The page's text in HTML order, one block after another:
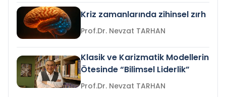
Kriz zamanlarında zihinsel zırh
Prof.Dr. Nevzat TARHAN
Klasik ve Karizmatik Modellerin
Ötesinde “Bilimsel Liderlik”
Prof.Dr. Nevzat TARHAN